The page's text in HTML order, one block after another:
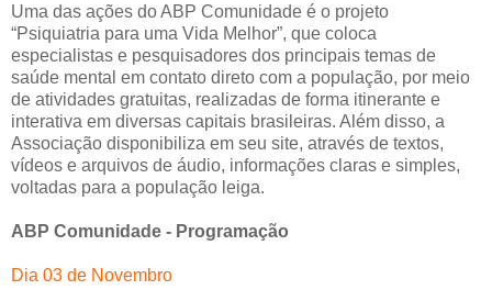
Uma das ações do ABP Comunidade é o projeto
“Psiquiatria para uma Vida Melhor”, que coloca
especialistas e pesquisadores dos principais temas de
saúde mental em contato direto com a população, por meio
de atividades gratuitas, realizadas de forma itinerante e
interativa em diversas capitais brasileiras. Além disso, a
Associação disponibiliza em seu site, através de textos,
vídeos e arquivos de áudio, informações claras e simples,
voltadas para a população leiga.
ABP Comunidade - Programação
Dia 03 de Novembro